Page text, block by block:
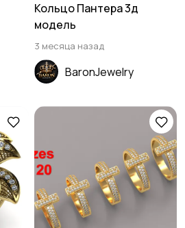
Кольцо Пантера 3д
модель
3 месяца назад
BaronJewelry